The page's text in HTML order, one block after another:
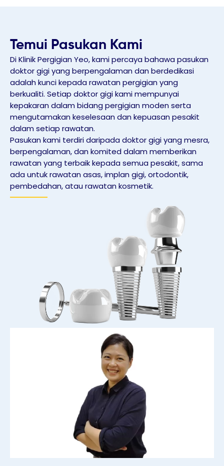
Temui Pasukan Kami
Di Klinik Pergigian Yeo, kami percaya bahawa pasukan
doktor gigi yang berpengalaman dan berdedikasi
adalah kunci kepada rawatan pergigian yang
berkualiti. Setiap doktor gigi kami mempunyai
kepakaran dalam bidang pergigian moden serta
mengutamakan keselesaan dan kepuasan pesakit
dalam setiap rawatan.
Pasukan kami terdiri daripada doktor gigi yang mesra,
berpengalaman, dan komited dalam memberikan
rawatan yang terbaik kepada semua pesakit, sama
ada untuk rawatan asas, implan gigi, ortodontik,
pembedahan, atau rawatan kosmetik.